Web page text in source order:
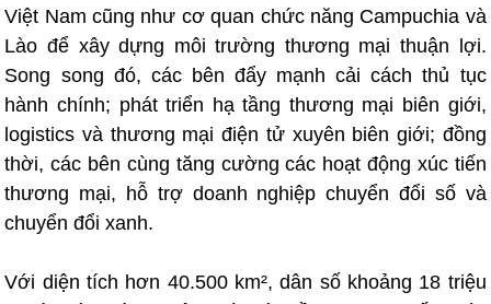
Việt Nam cũng như cơ quan chức năng Campuchia và
Lào để xây dựng môi trường thương mại thuận lợi.
Song song đó, các bên đẩy mạnh cải cách thủ tục
hành chính; phát triển hạ tầng thương mại biên giới,
logistics và thương mại điện tử xuyên biên giới; đồng
thời, các bên cùng tăng cường các hoạt động xúc tiến
thương mại, hỗ trợ doanh nghiệp chuyển đổi số và
chuyển đổi xanh.
Với diện tích hơn 40.500 km², dân số khoảng 18 triệu